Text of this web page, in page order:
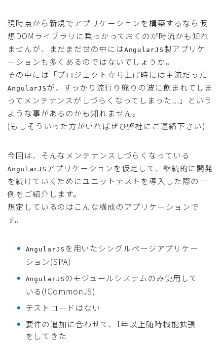
現時点から新規でアプリケーションを構築するなら仮
想DOMライブラリに乗っかっておくのが時流かも知れ
ませんが、まだまだ世の中にはAngularJS 製アプリケ
ーションも多くあるのではないでしょうか。
その中には「プロジェクト立ち上げ時には主流だった
AngularJS が、すっかり流行り廃りの波に飲まれてしま
ってメンテナンスがしづらくなってしまった...」という
ような事があるのかも知れません。
(もしそういった方がいればぜひ弊社にご連絡下さい)
今回は、そんなメンテナンスしづらくなっている
AngularJS アプリケーションを仮定して、継続的に開発
を続けていくためにユニットテストを導入した際の一
例をご紹介します。
想定しているのはこんな構成のアプリケーションで
す。
AngularJS を用いたシングルページアプリケー
ション(SPA)
AngularJS のモジュールシステムのみ使用して
いる(!CommonJS)
テストコードはない
要件の追加に合わせて、1年以上随時機能拡張
をしてきた